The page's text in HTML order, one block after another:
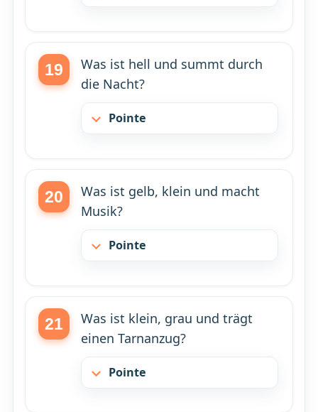
Was ist hell und summt durch
die Nacht?
Pointe
Was ist gelb, klein und macht
Musik?
Pointe
Was ist klein, grau und trägt
einen Tarnanzug?
Pointe